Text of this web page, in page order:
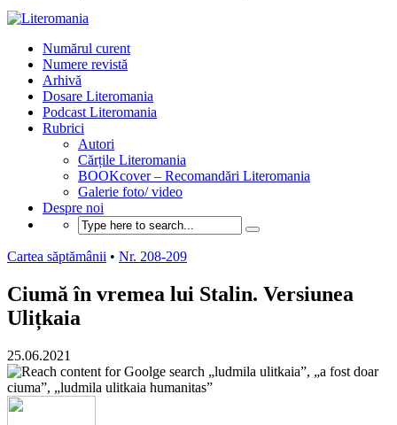
Numărul curent
Numere revistă
Arhivă
Dosare Literomania
Podcast Literomania
Rubrici
Autori
Cărțile Literomania
BOOKcover – Recomandări Literomania
Galerie foto/ video
Despre noi
Cartea săptămânii • Nr. 208-209
Ciumă în vremea lui Stalin. Versiunea
Ulițkaia
25.06.2021